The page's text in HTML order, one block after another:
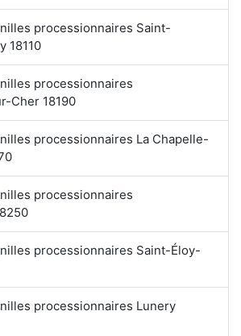
processionnaires Saint-
18110
processionnaires
Cher 18190
processionnaires La Chapelle-
processionnaires
processionnaires Saint-Éloy-
processionnaires Lunery